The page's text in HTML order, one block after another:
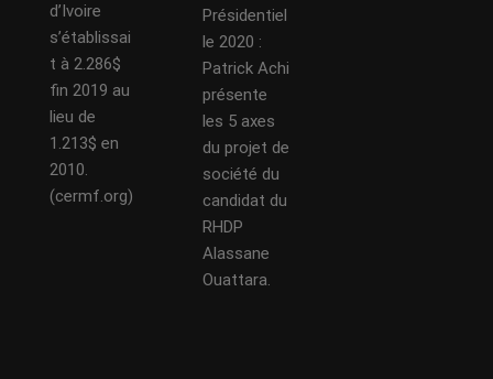
d’Ivoire
s’établissai
t à 2.286$
fin 2019 au
lieu de
1.213$ en
2010.
(cermf.org)
Présidentiel
le 2020 :
Patrick Achi
présente
les 5 axes
du projet de
société du
candidat du
RHDP
Alassane
Ouattara.